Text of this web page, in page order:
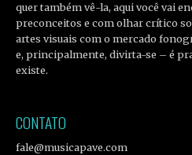
quer também vê-la, aqui você vai
preconceitos e com olhar crítico
artes visuais com o mercado
e, principalmente, divirta-se – é
existe.
CONTATO
fale@musicapave.com